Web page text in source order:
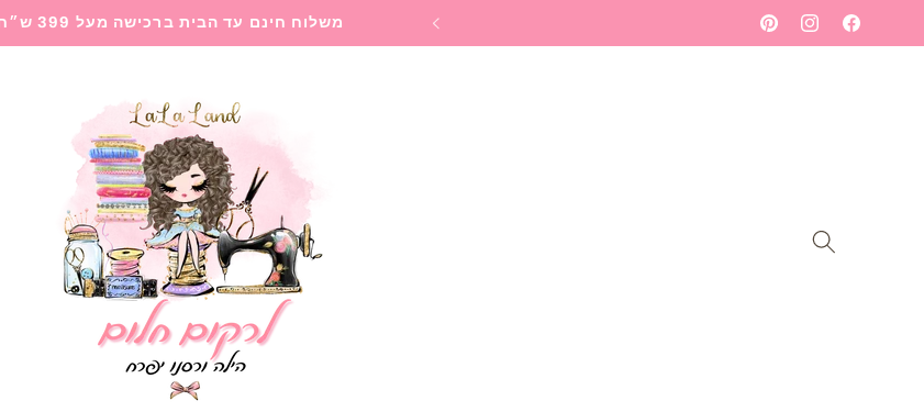
Skip to
content
Facebook
Instagram
Pinterest
ברוכה הבאה לעולם הרקמה שלי - תתחילי לחלום משלוח חינם עד הבית ברכישה מעל 399 ש״ח